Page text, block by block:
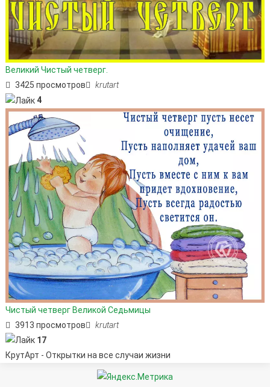
Великий Чистый четверг.
3425 просмотров
krutart
4
Чистый четверг Великой Седьмицы
3913 просмотров
krutart
17
КрутАрт - Открытки на все случаи жизни